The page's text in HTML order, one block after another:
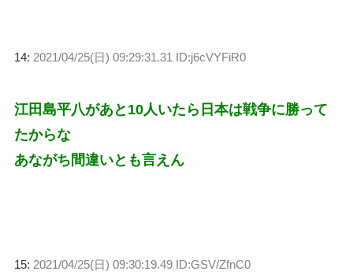
14: 2021/04/25(日) 09:29:31.31 ID:j6cVYFiR0
江田島平八があと10人いたら日本は戦争に勝って
たからな
あながち間違いとも言えん
15: 2021/04/25(日) 09:30:19.49 ID:GSV/ZfnC0